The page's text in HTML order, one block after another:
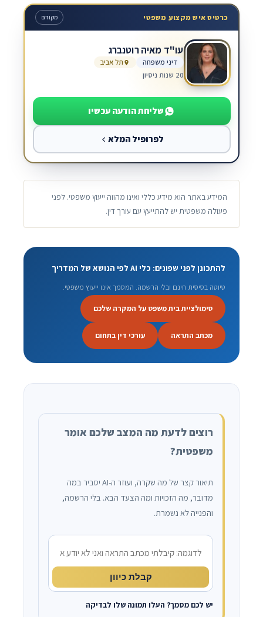
כרטיס איש מקצוע משפטי מקודם
עו"ד מאיה רוטנברג
דיני משפחה
תל אביב
20 שנות ניסיון
שליחת הודעה עכשיו
לפרופיל המלא
המידע באתר הוא מידע כללי ואינו מהווה ייעוץ משפטי. לפני
פעולה משפטית יש להתייעץ עם עורך דין.
להתכונן לפני שפונים: כלי AI לפי הנושא של המדריך
טיוטה בסיסית חינם ובלי הרשמה. המסמך אינו ייעוץ משפטי.
סימולציית בית משפט על המקרה שלכם
מכתב התראה עורכי דין בתחום
רוצים לדעת מה המצב שלכם אומר
משפטית?
תיאור קצר של מה שקרה, ועוזר ה-AI יסביר במה
מדובר, מה הזכויות ומה הצעד הבא. בלי הרשמה,
והפנייה לא נשמרת.
מה קרה?
קבלת כיוון
יש לכם מסמך? העלו תמונה שלו לבדיקה